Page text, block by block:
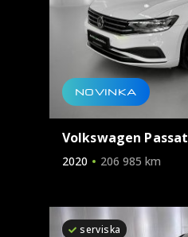
NOVINKA
Volkswagen Passat
2020 206 985 km
serviska